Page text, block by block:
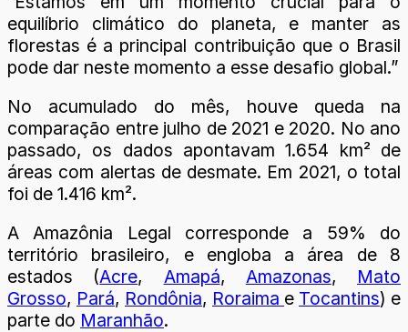
equilíbrio climático do planeta, e manter as
florestas é a principal contribuição que o Brasil
pode dar neste momento a esse desafio global.”
No acumulado do mês, houve queda na
comparação entre julho de 2021 e 2020. No ano
passado, os dados apontavam 1.654 km² de
áreas com alertas de desmate. Em 2021, o total
foi de 1.416 km².
A Amazônia Legal corresponde a 59% do
território brasileiro, e engloba a área de 8
estados (Acre, Amapá, Amazonas, Mato
Grosso, Pará, Rondônia, Roraima e Tocantins) e
parte do Maranhão.